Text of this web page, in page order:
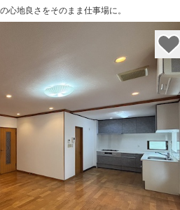
心地良さをそのまま仕事場に。